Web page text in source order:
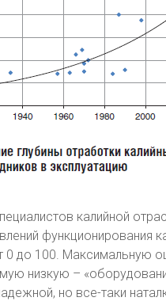
калийной
функционирования
0 до 100. Максимальную
низкую –
но все-таки